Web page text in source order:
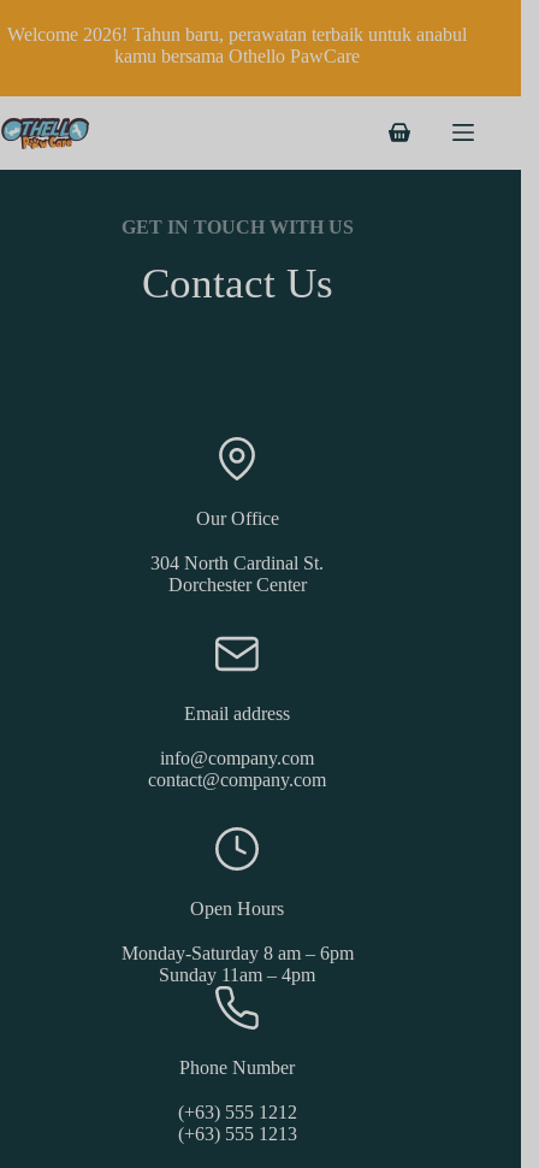
Welcome 2026! Tahun baru, perawatan terbaik untuk anabul
kamu bersama Othello PawCare
GET IN TOUCH WITH US
Contact Us
Our Office
304 North Cardinal St.
Dorchester Center
Email address
info@company.com
contact@company.com
Open Hours
Monday-Saturday 8 am – 6pm
Sunday 11am – 4pm
Phone Number
(+63) 555 1212
(+63) 555 1213